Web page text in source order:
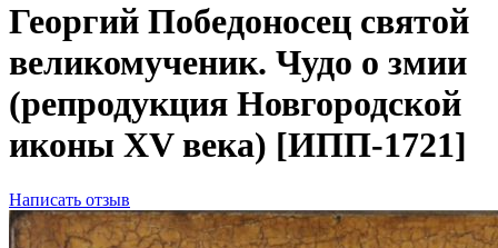
Георгий Победоносец святой
великомученик. Чудо о змии
(репродукция Новгородской
иконы XV века) [ИПП-1721]
Написать отзыв